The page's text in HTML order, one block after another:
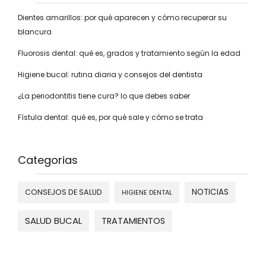
Dientes amarillos: por qué aparecen y cómo recuperar su
blancura
Fluorosis dental: qué es, grados y tratamiento según la edad
Higiene bucal: rutina diaria y consejos del dentista
¿La periodontitis tiene cura? lo que debes saber
Fístula dental: qué es, por qué sale y cómo se trata
Categorias
CONSEJOS DE SALUD HIGIENE DENTAL NOTICIAS
SALUD BUCAL TRATAMIENTOS